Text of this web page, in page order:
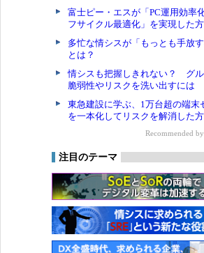
富士ピー・エスが「PC運用効率
フサイクル最適化」を実現した
多忙な情シスが「もっとも手放す
とは？
情シスも把握しきれない？ グ
脆弱性やリスクを洗い出すには
東急建設に学ぶ、1万台超の端末
を一本化してリスクを解消した
Recommended by
注目のテーマ